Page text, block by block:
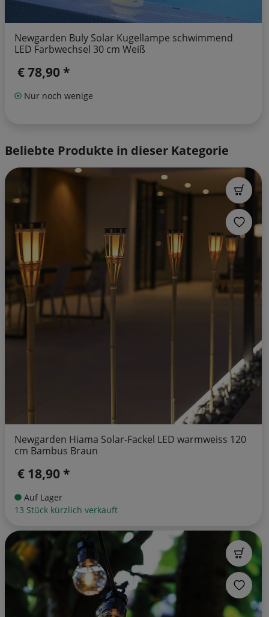
Newgarden Buly Solar Kugellampe schwimmend
LED Farbwechsel 30 cm Weiß
€ 78,90 *
Nur noch wenige
Beliebte Produkte in dieser Kategorie
Newgarden Hiama Solar-Fackel LED warmweiss 120
cm Bambus Braun
€ 18,90 *
Auf Lager
13 Stück kürzlich verkauft